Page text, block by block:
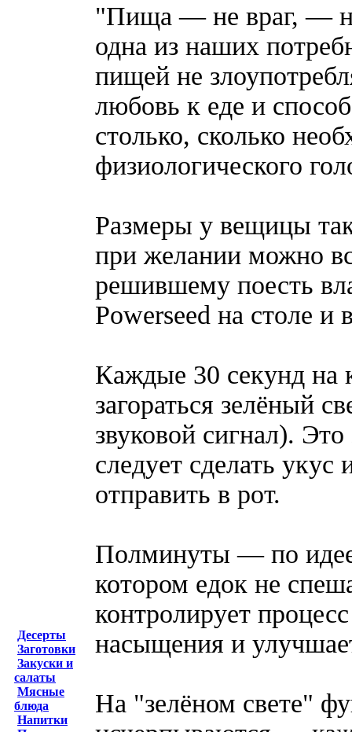
Десерты
Заготовки
Закуски и
салаты
Мясные
блюда
Напитки
"Пища — не враг, —
одна из наших
пищей не
любовь к еде и
столько, сколько
физиологического
Размеры у вещицы
при желании можно
решившему поесть
Powerseed на столе и
Каждые 30 секунд на
загораться зелёный
звуковой сигнал).
следует сделать
отправить в рот.
Полминуты — по
котором едок не
контролирует
насыщения и
На "зелёном свете"